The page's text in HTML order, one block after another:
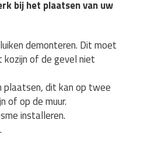
bij het plaatsen van uw
demonteren. Dit moet
of de gevel niet
plaatsen, dit kan op twee
of op de muur.
installeren.